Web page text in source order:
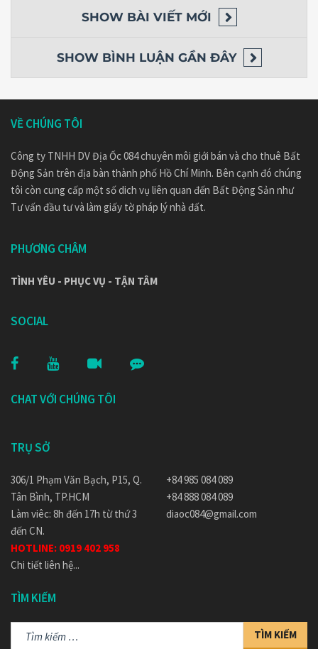
SHOW BÀI VIẾT MỚI
SHOW BÌNH LUẬN GẦN ĐÂY
VỀ CHÚNG TÔI
Công ty TNHH DV Địa Ốc 084 chuyên môi giới bán và cho thuê Bất
Động Sản trên địa bàn thành phố Hồ Chí Minh. Bên cạnh đó chúng
tôi còn cung cấp một số dich vụ liên quan đến Bất Động Sản như
Tư vấn đầu tư và làm giấy tờ pháp lý nhà đất.
PHƯƠNG CHÂM
TÌNH YÊU - PHỤC VỤ - TẬN TÂM
SOCIAL
CHAT VỚI CHÚNG TÔI
TRỤ SỞ
306/1 Phạm Văn Bạch, P15, Q.
Tân Bình, TP.HCM
Làm viêc: 8h đến 17h từ thứ 3
đến CN.
+84 985 084 089
+84 888 084 089
diaoc084@gmail.com
HOTLINE: 0919 402 958
Chi tiết liên hệ...
TÌM KIẾM
Tìm